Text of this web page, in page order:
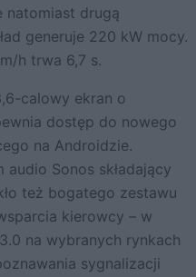
natomiast drugą
generuje 220 kW mocy.
h trwa 6,7 s.
calowy ekran o
dostęp do nowego
na Androidzie.
audio Sonos składający
też bogatego zestawu
kierowcy – w
na wybranych rynkach
sygnalizacji